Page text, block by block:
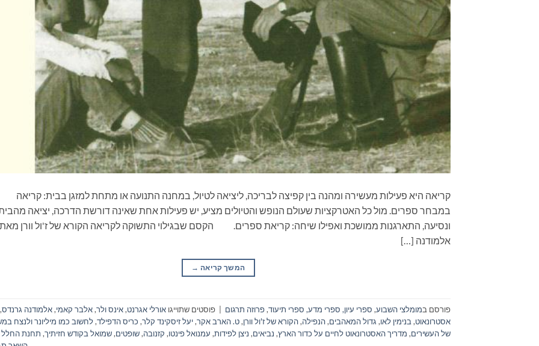
קריאה היא פעילות מעשירה ומהנה בין קפיצה לבריכה, ליציאה לטיול, במחנה התנועה או מתחת למזגן בבית: קריאה
במבחר ספרים. מול כל האטרקציות שעולם הנופש והטיולים מציע, יש פעילות אחת שאינה דורשת הדרכה, יציאה
ונסיעה, התארגנות ממושכת ואפילו שיחה: קריאת ספרים. הקסם שבגילוי התשוקה לקריאה הקורא של ז'ול וורן מאת
אלמודנה […]
המשך קריאה →
פורסם במומלצי השבוע, ספרי עיון, ספרי מדע, ספרי תיעוד,פרוזה תרגום פוסטים שתוייגו אורלי אגרנט,אינס ולר,אלבר קאמי,אלמודנה גרנדס,
אסטרונאוט, בנימין לאו, גדול המאהבים,הנפילה,הקורא של ז'ול וורן,ט. הארב אקר,יעל זיסקינד קלר, כריס הדפילד,לחשוב כמו מיליונר ולנצח
של העשירים, מדריך האסטרונאוט לחיים על כדור הארץ, נביאים, ניצן לפידות, עמנואל פינטו, קזנובה,שופטים,שמואל בקודש חזיתיך, תחנת החלל